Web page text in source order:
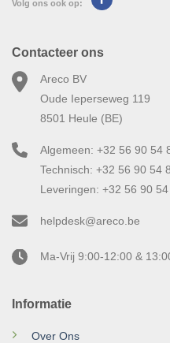
Volg ons ook op:
Informatie
Over Ons
Contacteer ons
Areco BV
Oude Ieperseweg 119
8501 Heule (BE)
Algemeen: +32 56 90 54
Technisch: +32 56 90 54
Leveringen: +32 56 90 54
helpdesk@areco.be
Ma-Vrij 9:00-12:00 &